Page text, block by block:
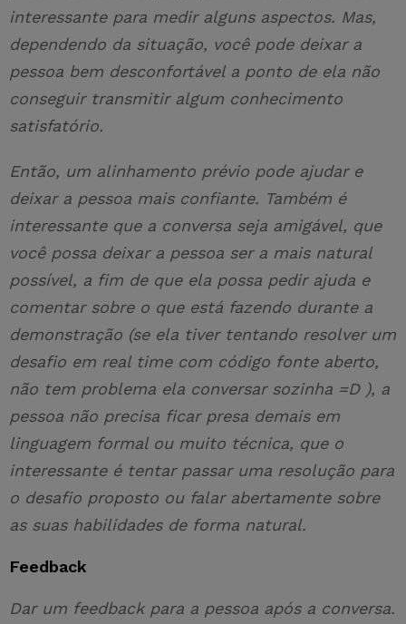
interessante para medir alguns aspectos. Mas,
dependendo da situação, você pode deixar a
pessoa bem desconfortável a ponto de ela não
conseguir transmitir algum conhecimento
satisfatório.
Então, um alinhamento prévio pode ajudar e
deixar a pessoa mais confiante. Também é
interessante que a conversa seja amigável, que
você possa deixar a pessoa ser a mais natural
possível, a fim de que ela possa pedir ajuda e
comentar sobre o que está fazendo durante a
demonstração (se ela tiver tentando resolver um
desafio em real time com código fonte aberto,
não tem problema ela conversar sozinha =D ), a
pessoa não precisa ficar presa demais em
linguagem formal ou muito técnica, que o
interessante é tentar passar uma resolução para
o desafio proposto ou falar abertamente sobre
as suas habilidades de forma natural.
Feedback
Dar um feedback para a pessoa após a conversa.